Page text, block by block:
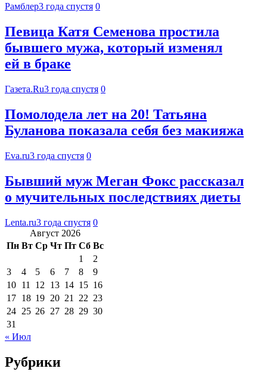
Рамблер3 года спустя 0
Певица Катя Семенова простила
бывшего мужа, который изменял
ей в браке
Газета.Ru3 года спустя 0
Помолодела лет на 20! Татьяна
Буланова показала себя без макияжа
Eva.ru3 года спустя 0
Бывший муж Меган Фокс рассказал
о мучительных последствиях диеты
Lenta.ru3 года спустя 0
Август 2026
Пн Вт Ср Чт Пт Сб Вс
1
2
3
4 5 6 7 8
9
10 11 12 13 14 15 16
17 18 19 20 21 22 23
24 25 26 27 28 29 30
31
« Июл
Рубрики